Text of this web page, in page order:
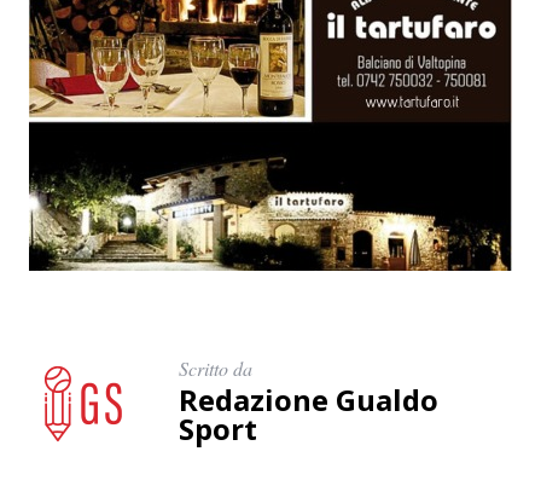
Scritto da
Redazione Gualdo
Sport